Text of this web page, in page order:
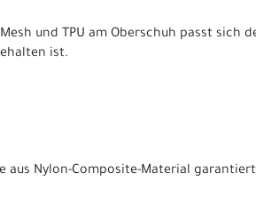
und TPU am Oberschuh passt sich
ist.
aus Nylon-Composite-Material